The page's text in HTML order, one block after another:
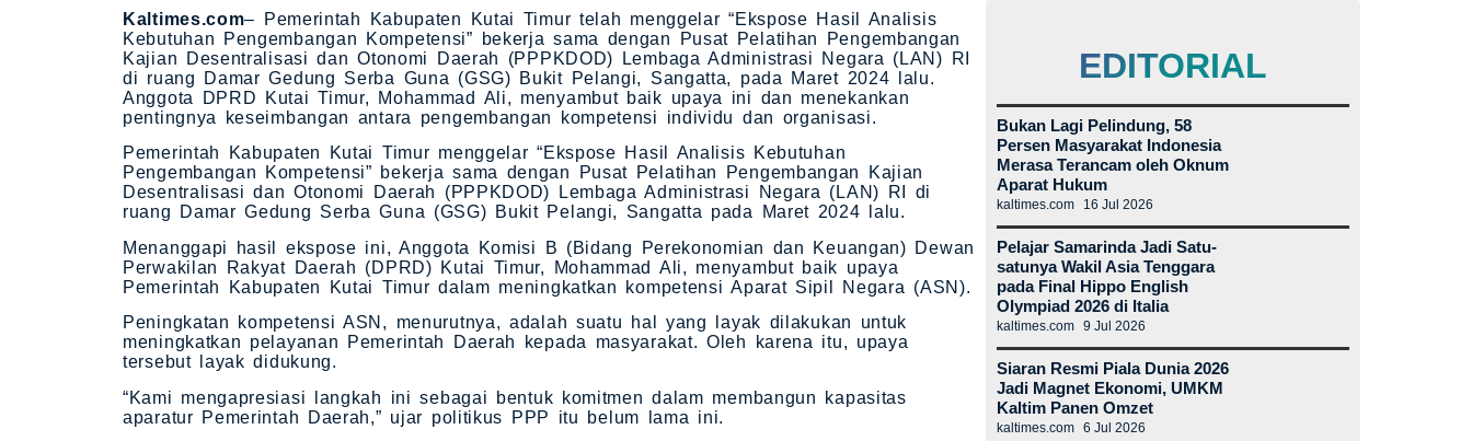
Kaltimes.com– Pemerintah Kabupaten Kutai Timur telah menggelar “Ekspose Hasil Analisis
Kebutuhan Pengembangan Kompetensi” bekerja sama dengan Pusat Pelatihan Pengembangan
Kajian Desentralisasi dan Otonomi Daerah (PPPKDOD) Lembaga Administrasi Negara (LAN) RI
di ruang Damar Gedung Serba Guna (GSG) Bukit Pelangi, Sangatta, pada Maret 2024 lalu.
Anggota DPRD Kutai Timur, Mohammad Ali, menyambut baik upaya ini dan menekankan
pentingnya keseimbangan antara pengembangan kompetensi individu dan organisasi.
Pemerintah Kabupaten Kutai Timur menggelar “Ekspose Hasil Analisis Kebutuhan
Pengembangan Kompetensi” bekerja sama dengan Pusat Pelatihan Pengembangan Kajian
Desentralisasi dan Otonomi Daerah (PPPKDOD) Lembaga Administrasi Negara (LAN) RI di
ruang Damar Gedung Serba Guna (GSG) Bukit Pelangi, Sangatta pada Maret 2024 lalu.
Menanggapi hasil ekspose ini, Anggota Komisi B (Bidang Perekonomian dan Keuangan) Dewan
Perwakilan Rakyat Daerah (DPRD) Kutai Timur, Mohammad Ali, menyambut baik upaya
Pemerintah Kabupaten Kutai Timur dalam meningkatkan kompetensi Aparat Sipil Negara (ASN).
Peningkatan kompetensi ASN, menurutnya, adalah suatu hal yang layak dilakukan untuk
meningkatkan pelayanan Pemerintah Daerah kepada masyarakat. Oleh karena itu, upaya
tersebut layak didukung.
“Kami mengapresiasi langkah ini sebagai bentuk komitmen dalam membangun kapasitas
aparatur Pemerintah Daerah,” ujar politikus PPP itu belum lama ini.
EDITORIAL
Bukan Lagi Pelindung, 58
Persen Masyarakat Indonesia
Merasa Terancam oleh Oknum
Aparat Hukum
kaltimes.com 16 Jul 2026
Pelajar Samarinda Jadi Satu-
satunya Wakil Asia Tenggara
pada Final Hippo English
Olympiad 2026 di Italia
kaltimes.com 9 Jul 2026
Siaran Resmi Piala Dunia 2026
Jadi Magnet Ekonomi, UMKM
Kaltim Panen Omzet
kaltimes.com 6 Jul 2026